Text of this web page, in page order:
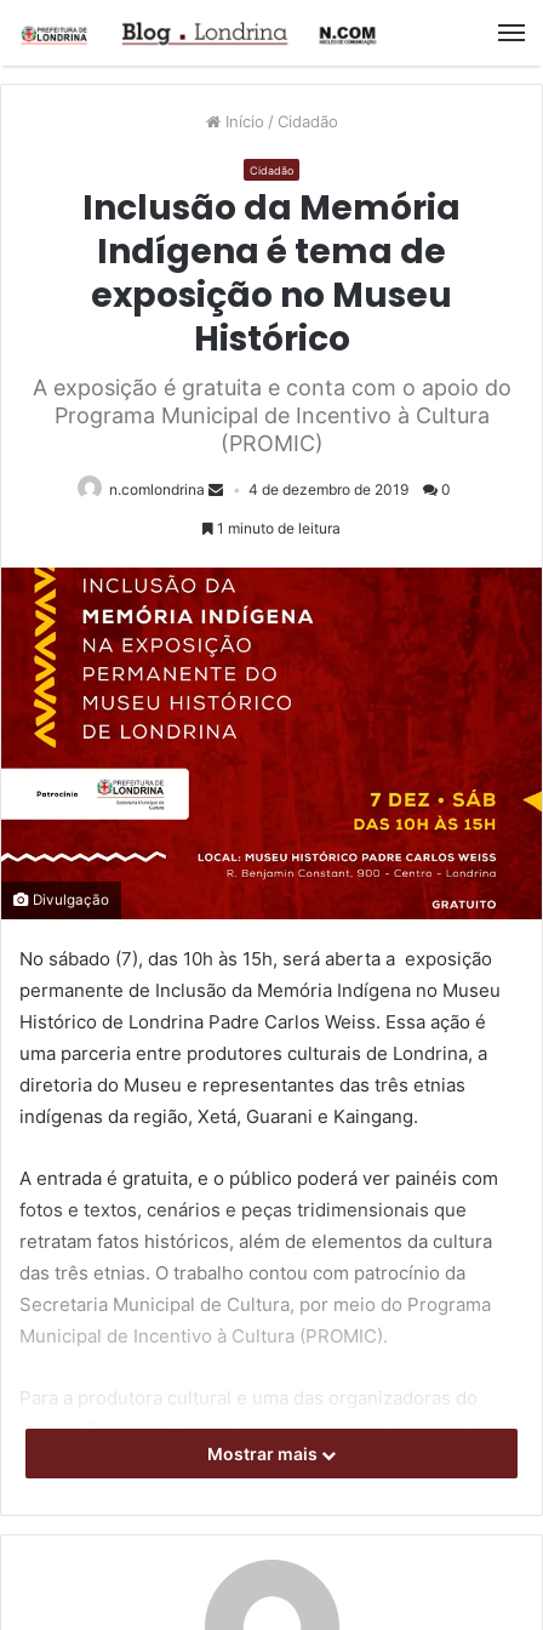
Início / Cidadão
Cidadão
Inclusão da Memória
Indígena é tema de
exposição no Museu
Histórico
A exposição é gratuita e conta com o apoio do
Programa Municipal de Incentivo à Cultura
(PROMIC)
n.comlondrina 4 de dezembro de 2019 0
1 minuto de leitura
Divulgação
No sábado (7), das 10h às 15h, será aberta a exposição
permanente de Inclusão da Memória Indígena no Museu
Histórico de Londrina Padre Carlos Weiss. Essa ação é
uma parceria entre produtores culturais de Londrina, a
diretoria do Museu e representantes das três etnias
indígenas da região, Xetá, Guarani e Kaingang.
A entrada é gratuita, e o público poderá ver painéis com
fotos e textos, cenários e peças tridimensionais que
retratam fatos históricos, além de elementos da cultura
das três etnias. O trabalho contou com patrocínio da
Secretaria Municipal de Cultura, por meio do Programa
Municipal de Incentivo à Cultura (PROMIC).
Para a produtora cultural e uma das organizadoras do
evento, Fernanda Nasser, a oposição possui grande valor
para a comunidade. “Essa exposição é muito importante
memória local. Traz uma narrativa histórica dessas etnias
e também como vivem atualmente, preenchendo uma
lacuna na narrativa da história de Londrina que havia na
exposição permanente do Museu”, ressaltou.
Mostrar mais